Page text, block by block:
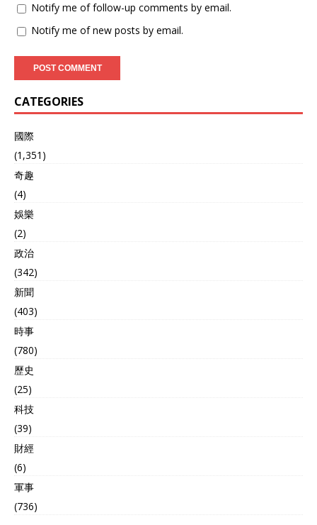
Notify me of follow-up comments by email.
Notify me of new posts by email.
CATEGORIES
國際
(1,351)
奇趣
(4)
娛樂
(2)
政治
(342)
新聞
(403)
時事
(780)
歷史
(25)
科技
(39)
財經
(6)
軍事
(736)